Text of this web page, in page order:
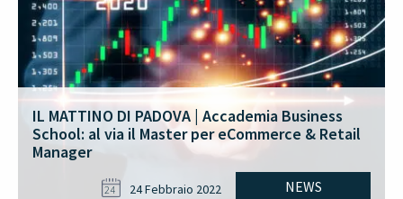
IL MATTINO DI PADOVA | Accademia Business
School: al via il Master per eCommerce & Retail
Manager
NEWS
24 24 Febbraio 2022